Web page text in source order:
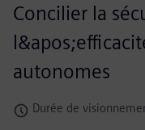
Concilier la
autonomes
Durée de